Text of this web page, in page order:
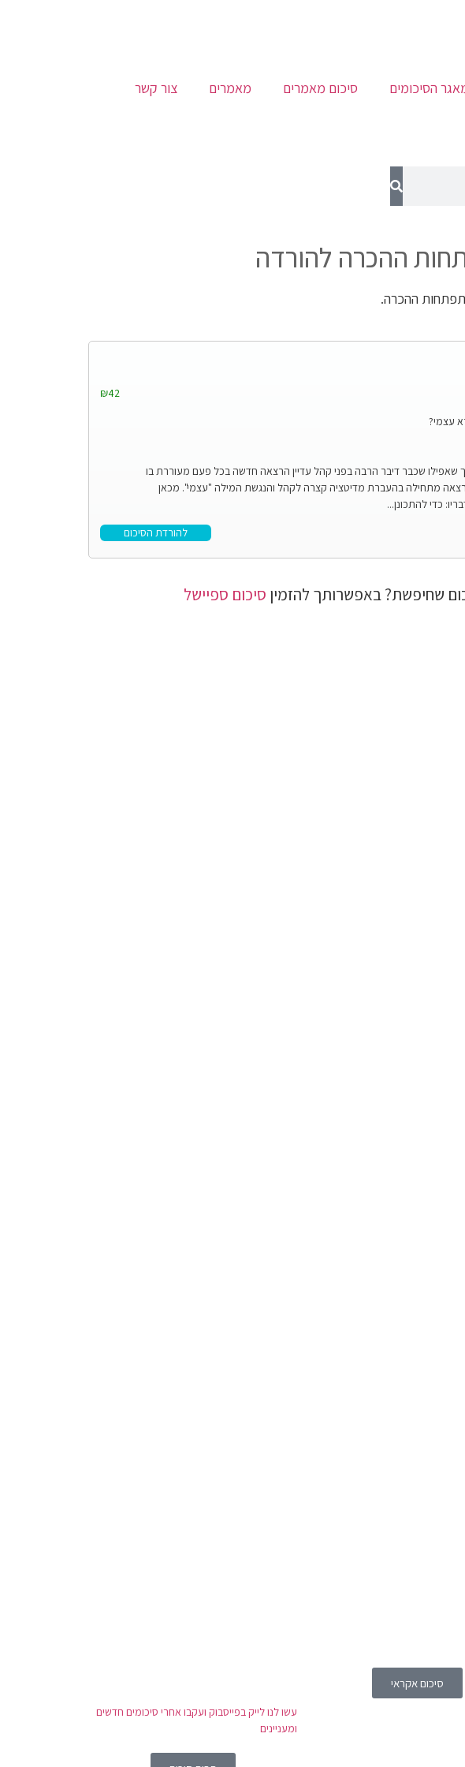
הסיכומים סיכום מאמרים מאמרים צור קשר
ההכרה להורדה
ההכרה.
₪42
עצמי?
שאפילו שכבר דיבר הרבה בפני קהל עדיין הרצאה חדשה בכל פעם מעוררת בו
מתחילה בהעברת מדיטציה קצרה לקהל והנגשת המילה "עצמי". מכאן
כדי להתכונן...
להורדת הסיכום
שחיפשת? באפשרותך להזמין סיכום ספיישל
סיכום אקראי
עשו לנו לייק בפייסבוק ועקבו אחרי סיכומים חדשים
ומעניינים